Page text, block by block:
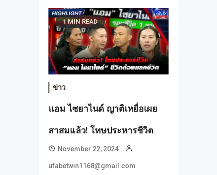
1 MIN READ
ข่าว
แอม ไซยาไนด์ ญาติเหยื่อเผย
สาสมแล้ว! โทษประหารชีวิต
November 22, 2024
ufabetwin1168@gmail.com